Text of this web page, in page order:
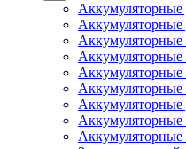
Аккумуляторные
Аккумуляторные
Аккумуляторные
Аккумуляторные